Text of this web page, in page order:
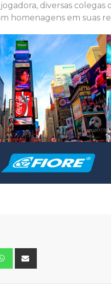
diversas
homenagens em suas
Whatsapp